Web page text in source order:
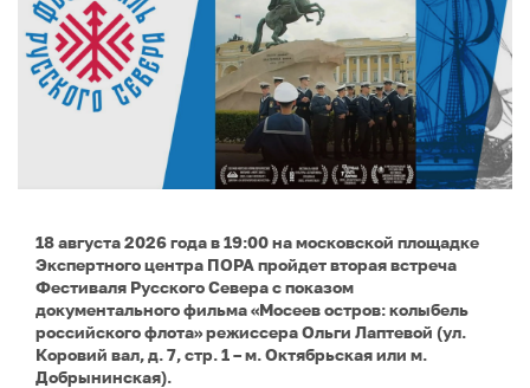
18 августа 2026 года в 19:00 на московской площадке
Экспертного центра ПОРА пройдет вторая встреча
Фестиваля Русского Севера с показом
документального фильма «Мосеев остров: колыбель
российского флота» режиссера Ольги Лаптевой (ул.
Коровий вал, д. 7, стр. 1 – м. Октябрьская или м.
Добрынинская).